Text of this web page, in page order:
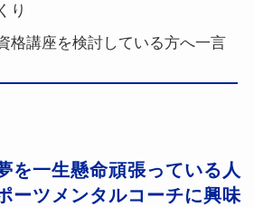
り
格講座を検討している方へ一言
を一生懸命頑張っている人
ーツメンタルコーチに興味